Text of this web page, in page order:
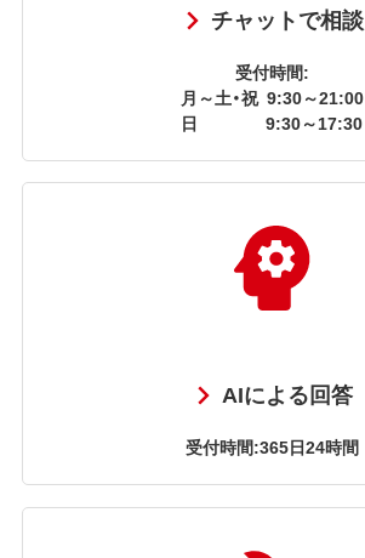
チャットで相談
受付時間:
月～土・祝 9:30～21:00
日
9:30～17:30
AIによる回答
受付時間:365日24時間